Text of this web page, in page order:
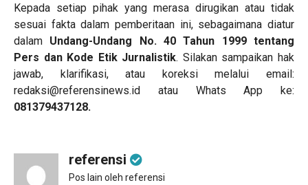
Kepada setiap pihak yang merasa dirugikan atau tidak
sesuai fakta dalam pemberitaan ini, sebagaimana diatur
dalam Undang-Undang No. 40 Tahun 1999 tentang
Pers dan Kode Etik Jurnalistik. Silakan sampaikan hak
jawab, klarifikasi, atau koreksi melalui email:
redaksi@referensinews.id atau Whats App ke:
081379437128.
referensi
Pos lain oleh referensi